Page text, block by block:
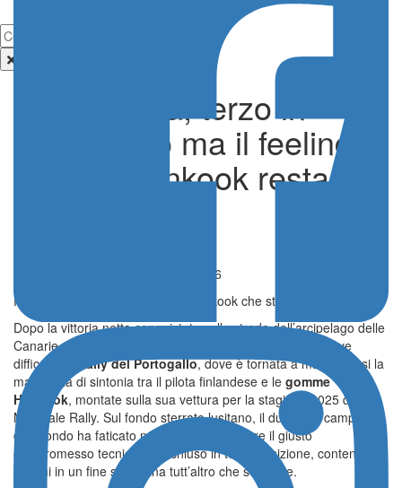
Rovanperä, terzo in
Portogallo ma il feeling
con le Hankook resta
Pubblicato il 28 Maggio 2025 - 09:26
Rovanperä e un feeling con le Hankook che stenta a decollare
Dopo la vittoria netta conquistata sulle strade dell’arcipelago delle
Canarie,Kalle Rovanperä
ha dovuto fare i conti con nuove
difficoltà al
Rally del Portogallo, dove è tornata a manifestarsi la
mancanza di sintonia tra il pilota finlandese e le gomme
Hankook, montate sulla sua vettura per la stagione 2025 del
Mondiale Rally. Sul fondo sterrato lusitano, il due volte campione
del mondo ha faticato nuovamente a trovare il giusto
compromesso tecnico e ha chiuso in terza posizione, contenendo
i danni in un fine settimana tutt’altro che semplice.